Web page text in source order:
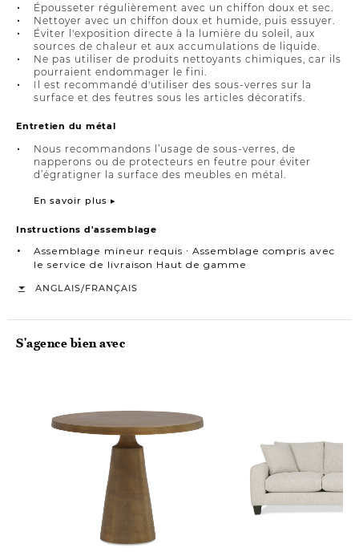
Épousseter régulièrement avec un chiffon doux et sec.
Nettoyer avec un chiffon doux et humide, puis essuyer.
Éviter l'exposition directe à la lumière du soleil, aux
sources de chaleur et aux accumulations de liquide.
Ne pas utiliser de produits nettoyants chimiques, car ils
pourraient endommager le fini.
Il est recommandé d'utiliser des sous-verres sur la
surface et des feutres sous les articles décoratifs.
Entretien du métal
Nous recommandons l’usage de sous-verres, de
napperons ou de protecteurs en feutre pour éviter
d’égratigner la surface des meubles en métal.
En savoir plus ▸
Instructions d'assemblage
Assemblage mineur requis ∙ Assemblage compris avec
le service de livraison Haut de gamme
ANGLAIS/FRANÇAIS
S'agence bien avec